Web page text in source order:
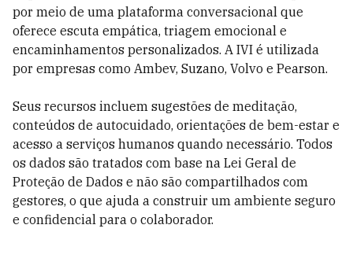
por meio de uma plataforma conversacional que
oferece escuta empática, triagem emocional e
encaminhamentos personalizados. A IVI é utilizada
por empresas como Ambev, Suzano, Volvo e Pearson.
Seus recursos incluem sugestões de meditação,
conteúdos de autocuidado, orientações de bem-estar e
acesso a serviços humanos quando necessário. Todos
os dados são tratados com base na Lei Geral de
Proteção de Dados e não são compartilhados com
gestores, o que ajuda a construir um ambiente seguro
e confidencial para o colaborador.